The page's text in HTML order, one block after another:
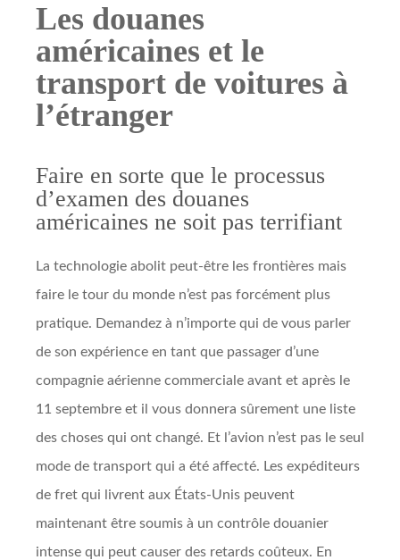
Les douanes
américaines et le
transport de voitures à
l’étranger
Faire en sorte que le processus
d’examen des douanes
américaines ne soit pas terrifiant
La technologie abolit peut-être les frontières mais
faire le tour du monde n’est pas forcément plus
pratique. Demandez à n’importe qui de vous parler
de son expérience en tant que passager d’une
compagnie aérienne commerciale avant et après le
11 septembre et il vous donnera sûrement une liste
des choses qui ont changé. Et l’avion n’est pas le seul
mode de transport qui a été affecté. Les expéditeurs
de fret qui livrent aux États-Unis peuvent
maintenant être soumis à un contrôle douanier
intense qui peut causer des retards coûteux. En